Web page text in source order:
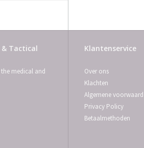
& Tactical
medical and
Klantenservice
Over ons
Klachten
Algemene
Privacy Policy
Betaalmethoden